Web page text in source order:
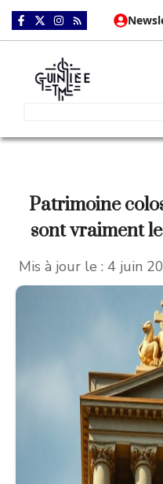
Aller
au
Patrimoine
sont vraiment
Mis à jour le : 4 juin